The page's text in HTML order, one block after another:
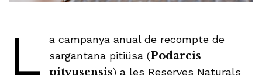
L
a campanya anual de recompte de
sargantana pitiüsa (Podarcis
pityusensis) a les Reserves Naturals